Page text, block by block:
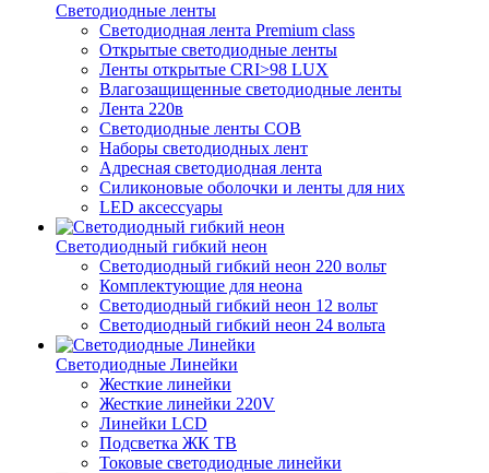
Светодиодные ленты
Светодиодная лента Premium class
Открытые светодиодные ленты
Ленты открытые CRI>98 LUX
Влагозащищенные светодиодные ленты
Лента 220в
Светодиодные ленты COB
Наборы светодиодных лент
Адресная светодиодная лента
Силиконовые оболочки и ленты для них
LED аксессуары
Светодиодный гибкий неон
Светодиодный гибкий неон 220 вольт
Комплектующие для неона
Светодиодный гибкий неон 12 вольт
Светодиодный гибкий неон 24 вольта
Светодиодные Линейки
Жесткие линейки
Жесткие линейки 220V
Линейки LCD
Подсветка ЖК ТВ
Токовые светодиодные линейки